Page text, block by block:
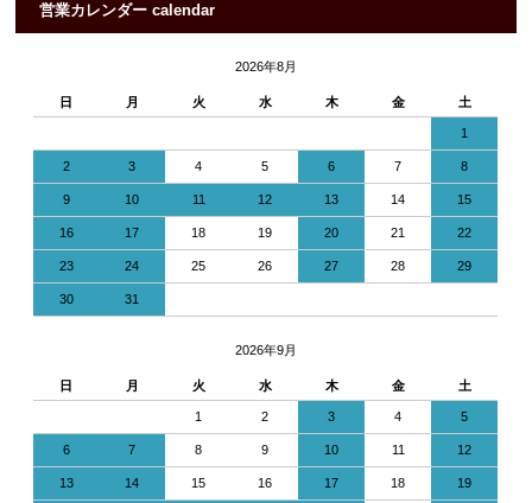
営業カレンダー calendar
2026年8月
日 月 火 水 木 金 土
1
2 3 4 5 6 7 8
9 10 11 12 13 14 15
16 17 18 19 20 21 22
23 24 25 26 27 28 29
30 31
2026年9月
日 月 火 水 木 金 土
1 2 3 4 5
6 7 8 9 10 11 12
13 14 15 16 17 18 19